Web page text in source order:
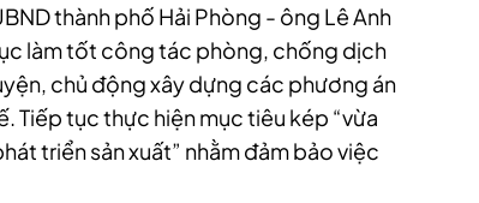
thành phố Hải Phòng - ông Lê Anh
làm tốt công tác phòng, chống dịch
chủ động xây dựng các phương án
Tiếp tục thực hiện mục tiêu kép “vừa
triển sản xuất” nhằm đảm bảo việc